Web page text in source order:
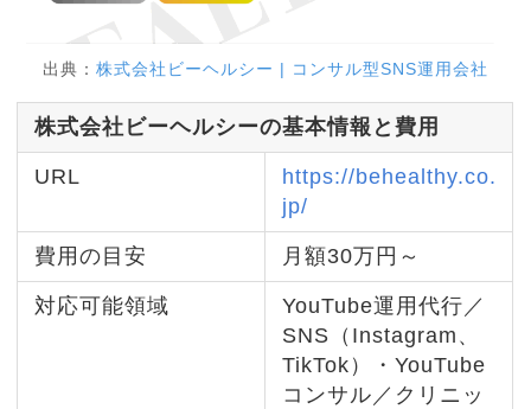
出典： 株式会社ビーヘルシー | コンサル型SNS運用会社
株式会社ビーヘルシーの基本情報と費用
URL
https://behealthy.co.
jp/
費用の目安 月額30万円～
対応可能領域
YouTube運用代行／
SNS（Instagram、
TikTok）・YouTube
コンサル／クリニッ